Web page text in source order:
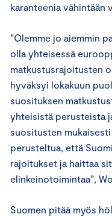
karanteenia vähintään
”Olemme jo aiemmin
olla yhteisessä
matkustusrajoitusten
hyväksyi lokakuun
suosituksen
yhteisistä perusteista
suositusten
perusteltua, että
rajoitukset ja haittaa
elinkeinotoimintaa”,
Suomen pitää myös